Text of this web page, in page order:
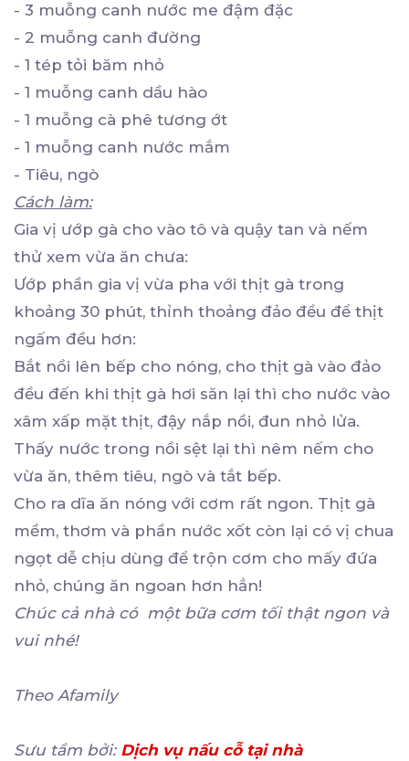
- 3 muỗng canh nước me đậm đặc
- 2 muỗng canh đường
- 1 tép tỏi băm nhỏ
- 1 muỗng canh dầu hào
- 1 muỗng cà phê tương ớt
- 1 muỗng canh nước mắm
- Tiêu, ngò
Cách làm:
Gia vị ướp gà cho vào tô và quậy tan và nếm
thử xem vừa ăn chưa:
Ướp phần gia vị vừa pha với thịt gà trong
khoảng 30 phút, thỉnh thoảng đảo đều để thịt
ngấm đều hơn:
Bắt nồi lên bếp cho nóng, cho thịt gà vào đảo
đều đến khi thịt gà hơi săn lại thì cho nước vào
xâm xấp mặt thịt, đậy nắp nồi, đun nhỏ lửa.
Thấy nước trong nồi sệt lại thì nêm nếm cho
vừa ăn, thêm tiêu, ngò và tắt bếp.
Cho ra dĩa ăn nóng với cơm rất ngon. Thịt gà
mềm, thơm và phần nước xốt còn lại có vị chua
ngọt dễ chịu dùng để trộn cơm cho mấy đứa
nhỏ, chúng ăn ngoan hơn hẳn!
Chúc cả nhà có một bữa cơm tối thật ngon và
vui nhé!
Theo Afamily
Sưu tầm bởi: Dịch vụ nấu cỗ tại nhà